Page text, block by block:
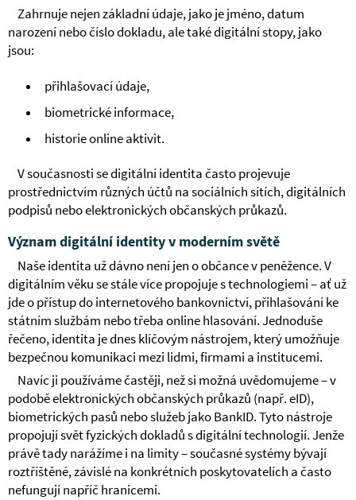
Zahrnuje nejen základní údaje, jako je jméno, datum
narození nebo číslo dokladu, ale také digitální stopy, jako
jsou:
přihlašovací údaje,
biometrické informace,
historie online aktivit.
V současnosti se digitální identita často projevuje
prostřednictvím různých účtů na sociálních sítích, digitálních
podpisů nebo elektronických občanských průkazů.
Význam digitální identity v moderním světě
Naše identita už dávno není jen o občance v peněžence. V
digitálním věku se stále více propojuje s technologiemi – ať už
jde o přístup do internetového bankovnictví, přihlašování ke
státním službám nebo třeba online hlasování. Jednoduše
řečeno, identita je dnes klíčovým nástrojem, který umožňuje
bezpečnou komunikaci mezi lidmi, firmami a institucemi.
Navíc ji používáme častěji, než si možná uvědomujeme – v
podobě elektronických občanských průkazů (např. eID),
biometrických pasů nebo služeb jako BankID. Tyto nástroje
propojují svět fyzických dokladů s digitální technologií. Jenže
právě tady narážíme i na limity – současné systémy bývají
roztříštěné, závislé na konkrétních poskytovatelích a často
nefungují napříč hranicemi.